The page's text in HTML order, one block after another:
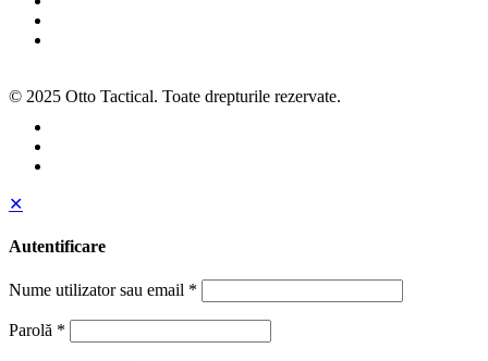
© 2025 Otto Tactical. Toate drepturile rezervate.
✕
Autentificare
Nume utilizator sau email *
Parolă *